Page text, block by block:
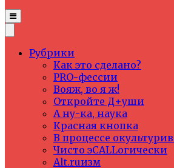
Рубрики
Как это сделано?
PRO-фессии
Вояж, во я ж!
Откройте Д+уши
А ну-ка, наука
Красная кнопка
В процессе
Чисто эCALLогически
Alt.ruизм